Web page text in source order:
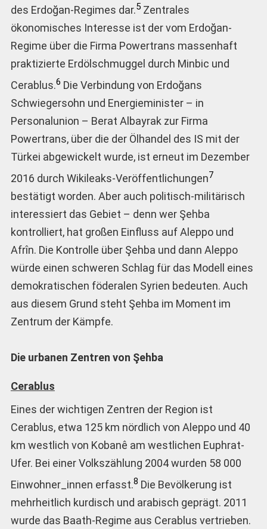
des Erdoğan-Regimes dar.5Zentrales
ökonomisches Interesse ist der vom Erdoğan-
Regime über die Firma Powertrans massenhaft
praktizierte Erdölschmuggel durch Minbic und
Cerablus.6 Die Verbindung von Erdoğans
Schwiegersohn und Energieminister – in
Personalunion – Berat Albayrak zur Firma
Powertrans, über die der Ölhandel des IS mit der
Türkei abgewickelt wurde, ist erneut im Dezember
2016 durch Wikileaks-Veröffentlichungen7
bestätigt worden. Aber auch politisch-militärisch
interessiert das Gebiet – denn wer Şehba
kontrolliert, hat großen Einfluss auf Aleppo und
Afrîn. Die Kontrolle über Şehba und dann Aleppo
würde einen schweren Schlag für das Modell eines
demokratischen föderalen Syrien bedeuten. Auch
aus diesem Grund steht Şehba im Moment im
Zentrum der Kämpfe.
Die urbanen Zentren von Şehba
Cerablus
Eines der wichtigen Zentren der Region ist
Cerablus, etwa 125 km nördlich von Aleppo und 40
km westlich von Kobanê am westlichen Euphrat-
Ufer. Bei einer Volkszählung 2004 wurden 58 000
Einwohner_innen erfasst.8 Die Bevölkerung ist
mehrheitlich kurdisch und arabisch geprägt. 2011
wurde das Baath-Regime aus Cerablus vertrieben.